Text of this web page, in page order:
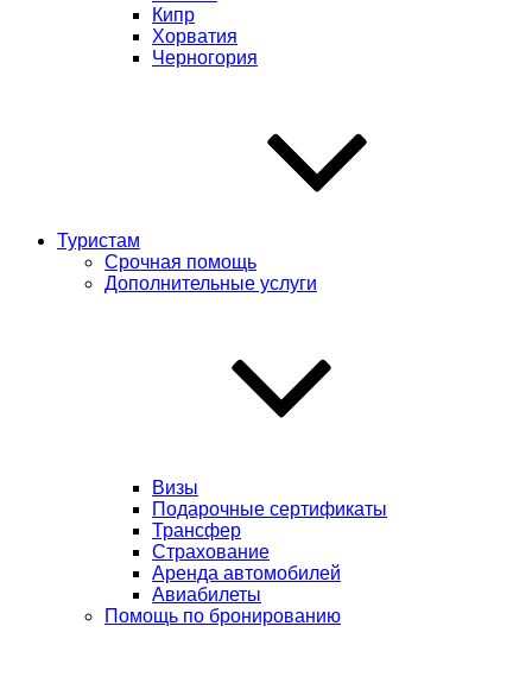
Кипр
Хорватия
Черногория
Туристам
Срочная помощь
Дополнительные услуги
Визы
Подарочные сертификаты
Трансфер
Страхование
Аренда автомобилей
Авиабилеты
Помощь по бронированию